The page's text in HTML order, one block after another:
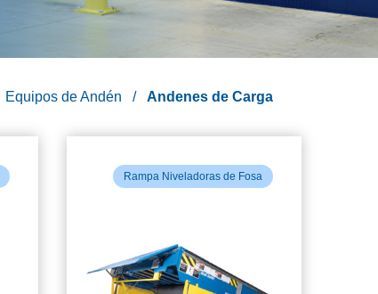
Equipos de Andén Andenes de Carga
Rampa Niveladoras de Fosa